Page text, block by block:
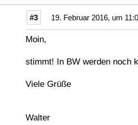
#3 19. Februar 2016, um
Moin,
stimmt! In BW werden noch
Viele Grüße
Walter